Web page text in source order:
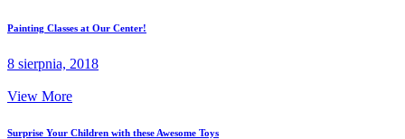
Painting Classes at Our Center!
8 sierpnia, 2018
View More
Surprise Your Children with these Awesome Toys